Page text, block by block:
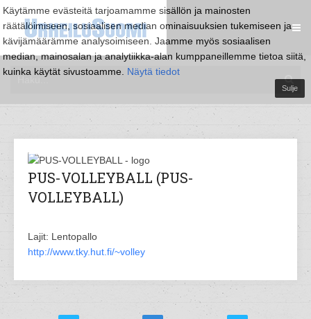
Käytämme evästeitä tarjoamamme sisällön ja mainosten
räätälöimiseen, sosiaalisen median ominaisuuksien tukemiseen ja
kävijämäärämme analysoimiseen. Jaamme myös sosiaalisen
median, mainosalan ja analytiikka-alan kumppaneillemme tietoa siitä,
kuinka käytät sivustoamme. Näytä tiedot
Sulje
PUS-VOLLEYBALL (PUS-
VOLLEYBALL)
Lajit: Lentopallo
http://www.tky.hut.fi/~volley